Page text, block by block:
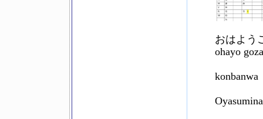
おはよう
ohayo
konbanwa